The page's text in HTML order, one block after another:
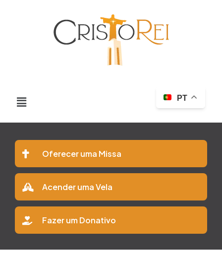
PT
Oferecer uma Missa
Acender uma Vela
Fazer um Donativo